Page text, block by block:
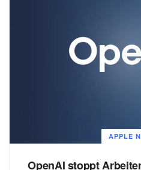
APPLE
OpenAI stoppt